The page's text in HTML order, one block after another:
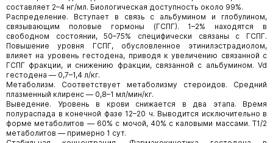
составляет 2–4 нг/мл. Биологическая доступность около 99%.
Распределение. Вступает в связь с альбумином и глобулином,
связывающим половые гормоны (ГСПГ). 1–2% находятся в
свободном состоянии, 50–75% специфически связаны с ГСПГ.
Повышение уровня ГСПГ, обусловленное этинилэстрадиолом,
влияет на уровень гестодена, приводя к увеличению связанной с
ГСПГ фракции, и снижению фракции, связанной с альбумином. Vd
гестодена — 0,7–1,4 л/кг.
Метаболизм. Соответствует метаболизму стероидов. Средний
плазменный клиренс — 0,8–1 мл/мин/кг.
Выведение. Уровень в крови снижается в два этапа. Время
полураспада в конечной фазе 12–20 ч. Выводится исключительно в
форме метаболитов — 60% с мочой, 40% с каловыми массами. T1/2
метаболитов — примерно 1 сут.